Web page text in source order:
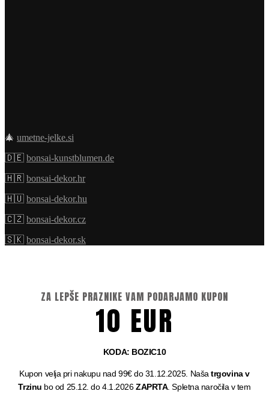
🎄 umetne-jelke.si
🇩🇪 bonsai-kunstblumen.de
🇭🇷 bonsai-dekor.hr
🇭🇺 bonsai-dekor.hu
🇨🇿 bonsai-dekor.cz
🇸🇰 bonsai-dekor.sk
ZA LEPŠE PRAZNIKE VAM PODARJAMO KUPON
10 EUR
KODA: BOZIC10
Kupon velja pri nakupu nad 99€ do 31.12.2025. Našatrgovina v
Trzinu bo od 25.12. do 4.1.2026ZAPRTA. Spletna naročila v tem